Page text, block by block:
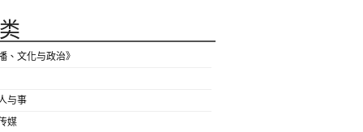
、文化与政治》
与事
媒